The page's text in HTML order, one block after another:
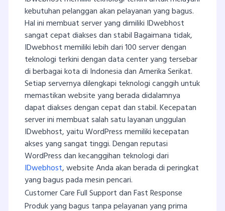
kebutuhan pelanggan akan pelayanan yang bagus.
Hal ini membuat server yang dimiliki IDwebhost
sangat cepat diakses dan stabil Bagaimana tidak,
IDwebhost memiliki lebih dari 100 server dengan
teknologi terkini dengan data center yang tersebar
di berbagai kota di Indonesia dan Amerika Serikat.
Setiap servernya dilengkapi teknologi canggih untuk
memastikan website yang berada didalamnya
dapat diakses dengan cepat dan stabil. Kecepatan
server ini membuat salah satu layanan unggulan
IDwebhost, yaitu WordPress memiliki kecepatan
akses yang sangat tinggi. Dengan reputasi
WordPress dan kecanggihan teknologi dari
IDwebhost, website Anda akan berada di peringkat
yang bagus pada mesin pencari.
Customer Care Full Support dan Fast Response
Produk yang bagus tanpa pelayanan yang prima